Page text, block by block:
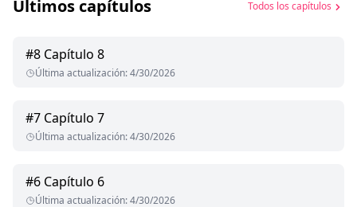
Últimos capítulos Todos los capítulos
#8 Capítulo 8
Última actualización:4/30/2026
#7 Capítulo 7
Última actualización:4/30/2026
#6 Capítulo 6
Última actualización:4/30/2026